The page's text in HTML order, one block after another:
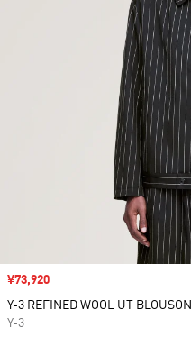
セール価格
¥73,920
Y-3 REFINED WOOL UT BLOUSON
Y-3